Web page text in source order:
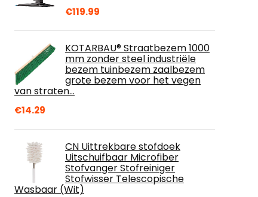
€119.99
KOTARBAU® Straatbezem 1000
mm zonder steel industriële
bezem tuinbezem zaalbezem
grote bezem voor het vegen
van straten…
€14.29
CN Uittrekbare stofdoek
Uitschuifbaar Microfiber
Stofvanger Stofreiniger
Stofwisser Telescopische
Wasbaar (Wit)